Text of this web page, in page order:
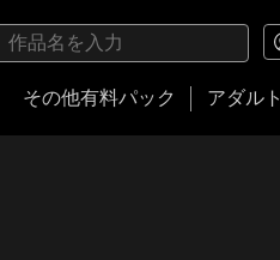
その他有料パック アダルト